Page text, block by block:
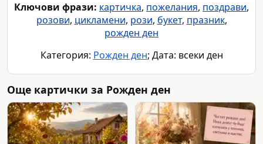
Ключови фрази: картичка, пожелания, поздрави,
розови, цикламени, рози, букет, празник,
рожден ден
Категория: Рожден ден; Дата: всеки ден
Още картички за Рожден ден